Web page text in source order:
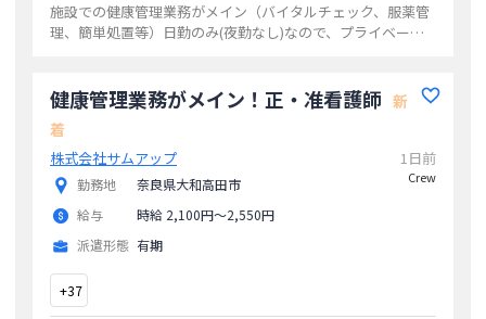
施設での健康管理業務がメイン（バイタルチェック、服薬管
理、簡単処置等）日勤のみ(夜勤なし)なので、プライベート
健康管理業務がメイン！正・准看護師 新
着
株式会社サムアップ
勤務地
奈良県大和高田市
給与
時給 2,100円〜2,550円
派遣形態 有期
1日前
Crew
+37